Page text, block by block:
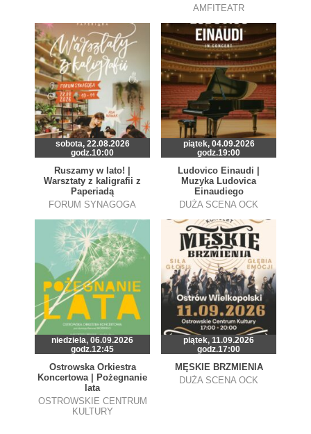
AMFITEATR
sobota, 22.08.2026
godz.10:00
Ruszamy w lato! |
Warsztaty z kaligrafii z
Paperiadą
FORUM SYNAGOGA
piątek, 04.09.2026
godz.19:00
Ludovico Einaudi |
Muzyka Ludovica
Einaudiego
DUŻA SCENA OCK
niedziela, 06.09.2026
godz.12:45
Ostrowska Orkiestra
Koncertowa | Pożegnanie
lata
OSTROWSKIE CENTRUM
KULTURY
piątek, 11.09.2026
godz.17:00
MĘSKIE BRZMIENIA
DUŻA SCENA OCK